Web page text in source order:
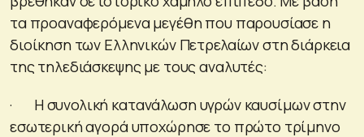
τα προαναφερόμενα μεγέθη που παρουσίασε η
διοίκηση των Ελληνικών Πετρελαίων στη διάρκεια
της τηλεδιάσκεψης με τους αναλυτές:
· Η συνολική κατανάλωση υγρών καυσίμων στην
εσωτερική αγορά υποχώρησε το πρώτο τρίμηνο